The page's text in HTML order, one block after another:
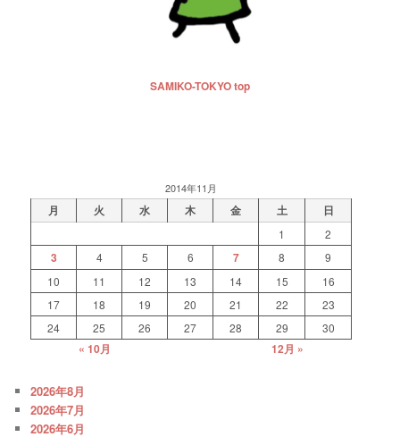
SAMIKO-TOKYO top
2014年11月
月 火 水 木 金 土 日
1 2
3 4 5 6 7 8
9
10
11 12 13 14 15
16
17
18 19 20 21 22
23
24
25 26 27 28 29 30
« 10月 12月 »
2026年8月
2026年7月
2026年6月